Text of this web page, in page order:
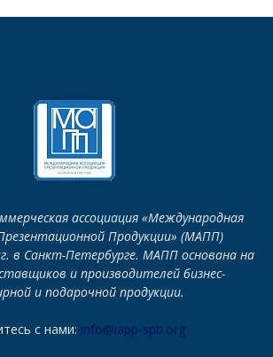
ассоциация «Международная
Продукции» (МАПП)
в Санкт-Петербурге. МАПП основана на
и производителей бизнес-
и подарочной продукции.
с нами: info@iapp-spb.org